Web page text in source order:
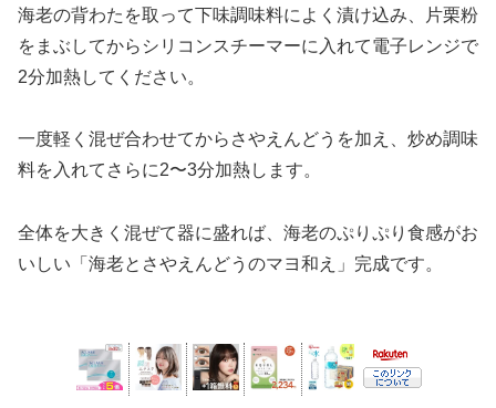
海老の背わたを取って下味調味料によく漬け込み、片栗粉
をまぶしてからシリコンスチーマーに入れて電子レンジで
2分加熱してください。
一度軽く混ぜ合わせてからさやえんどうを加え、炒め調味
料を入れてさらに2〜3分加熱します。
全体を大きく混ぜて器に盛れば、海老のぷりぷり食感がお
いしい「海老とさやえんどうのマヨ和え」完成です。